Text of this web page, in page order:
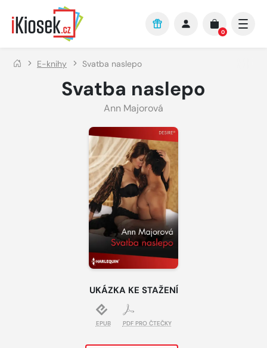
Přejít na hlavní obsah
0
E-knihy Svatba naslepo
Svatba naslepo
Ann Majorová
UKÁZKA KE STAŽENÍ
EPUB PDF PRO ČTEČKY